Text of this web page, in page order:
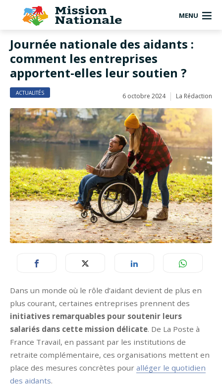
MENU
Journée nationale des aidants :
comment les entreprises
apportent-elles leur soutien ?
ACTUALITÉS 6 octobre 2024 La Rédaction
Dans un monde où le rôle d’aidant devient de plus en
plus courant, certaines entreprises prennent des
initiatives remarquables pour soutenir leurs
salariés dans cette mission délicate. De La Poste à
France Travail, en passant par les institutions de
retraite complémentaire, ces organisations mettent en
place des mesures concrètes pour alléger le quotidien
des aidants.